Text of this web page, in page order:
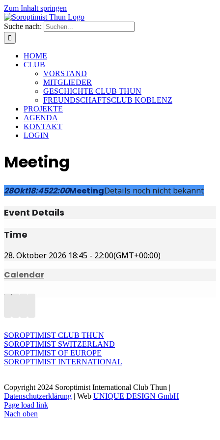
Zum Inhalt springen
Suche nach:
HOME
CLUB
VORSTAND
MITGLIEDER
GESCHICHTE CLUB THUN
FREUNDSCHAFTSCLUB KOBLENZ
PROJEKTE
AGENDA
KONTAKT
LOGIN
Meeting
28Okt18:4522:00MeetingDetails noch nicht bekannt
Event Details
Time
28. Oktober 2026 18:45 - 22:00(GMT+00:00)
Calendar
SOROPTIMIST CLUB THUN
SOROPTIMIST SWITZERLAND
SOROPTIMIST OF EUROPE
SOROPTIMIST INTERNATIONAL
Copyright 2024 Soroptimist International Club Thun |
Datenschutzerklärung | Web UNIQUE DESIGN GmbH
Page load link
Nach oben